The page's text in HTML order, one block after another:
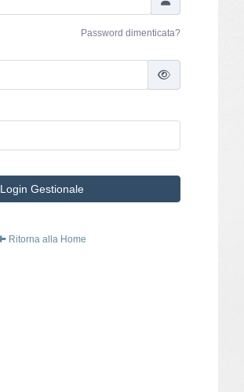
Password dimenticata?
Login Gestionale
Ritorna alla Home